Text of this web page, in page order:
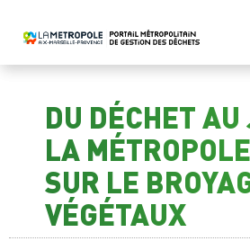
DU DÉCHET
LA
SUR LE
VÉGÉTAUX